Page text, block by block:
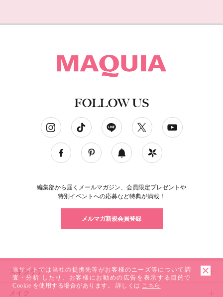
FOLLOW US
編集部から届くメールマガジン、会員限定プレゼントや
特別イベントへの応募など特典が満載！
メルマガ新規会員登録
スキンケア
スキンケアトップ
メイク
当サイトでは当社の提携先等がお客様のニーズ等について調
査・分析 したり、お客様にお勧めの広告を表示する目的で
Cookie を使用する場合があります。 詳しくは こちら